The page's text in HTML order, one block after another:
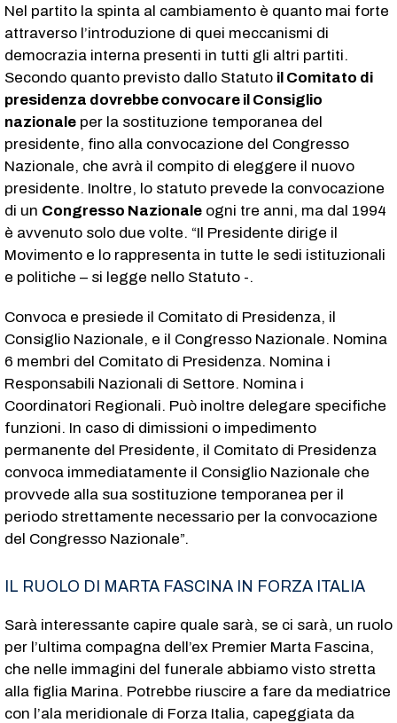
Nel partito la spinta al cambiamento è quanto mai forte
attraverso l’introduzione di quei meccanismi di
democrazia interna presenti in tutti gli altri partiti.
Secondo quanto previsto dallo Statuto il Comitato di
presidenza dovrebbe convocare il Consiglio
nazionale per la sostituzione temporanea del
presidente, fino alla convocazione del Congresso
Nazionale, che avrà il compito di eleggere il nuovo
presidente. Inoltre, lo statuto prevede la convocazione
di un Congresso Nazionale ogni tre anni, ma dal 1994
è avvenuto solo due volte. “Il Presidente dirige il
Movimento e lo rappresenta in tutte le sedi istituzionali
e politiche – si legge nello Statuto -.
Convoca e presiede il Comitato di Presidenza, il
Consiglio Nazionale, e il Congresso Nazionale. Nomina
6 membri del Comitato di Presidenza. Nomina i
Responsabili Nazionali di Settore. Nomina i
Coordinatori Regionali. Può inoltre delegare specifiche
funzioni. In caso di dimissioni o impedimento
permanente del Presidente, il Comitato di Presidenza
convoca immediatamente il Consiglio Nazionale che
provvede alla sua sostituzione temporanea per il
periodo strettamente necessario per la convocazione
del Congresso Nazionale”.
IL RUOLO DI MARTA FASCINA IN FORZA ITALIA
Sarà interessante capire quale sarà, se ci sarà, un ruolo
per l’ultima compagna dell’ex Premier Marta Fascina,
che nelle immagini del funerale abbiamo visto stretta
alla figlia Marina. Potrebbe riuscire a fare da mediatrice
con l’ala meridionale di Forza Italia, capeggiata da